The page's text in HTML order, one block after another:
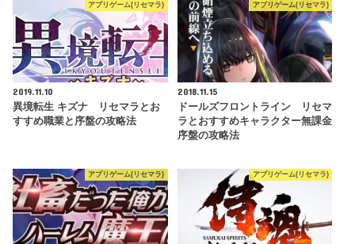
アプリゲーム(リセマラ)
2019.11.10
異境転生 キズナ リセマラとお
すすめ職業と序盤の攻略法
アプリゲーム(リセマラ)
2018.11.15
ドールズフロントライン リセマ
ラとおすすめキャラクター無課金
序盤の攻略法
アプリゲーム(リセマラ) アプリゲーム(リセマラ)